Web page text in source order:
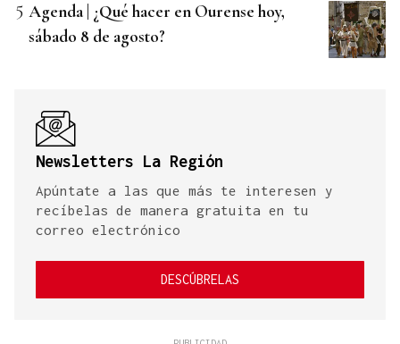
Agenda | ¿Qué hacer en Ourense hoy,
sábado 8 de agosto?
Newsletters La Región
Apúntate a las que más te interesen y
recíbelas de manera gratuita en tu
correo electrónico
DESCÚBRELAS